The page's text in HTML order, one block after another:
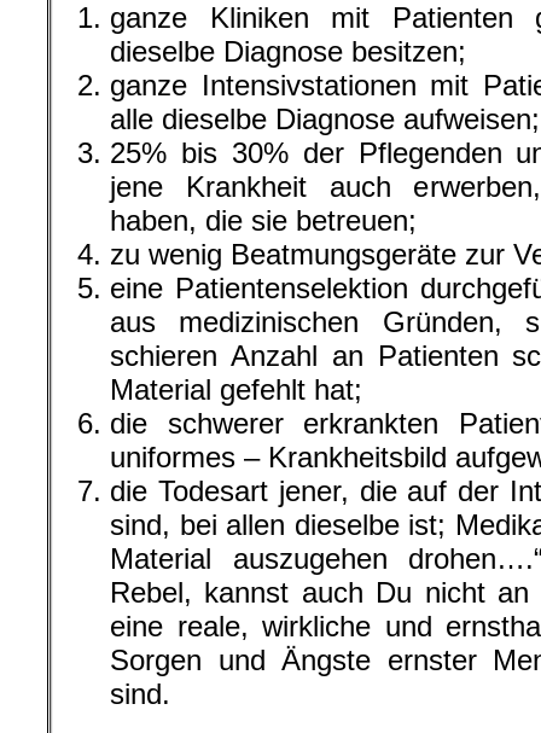
ganze Kliniken mit Patienten
dieselbe Diagnose besitzen;
ganze Intensivstationen mit
alle dieselbe Diagnose aufweisen;
25% bis 30% der Pflegenden
jene Krankheit auch
haben, die sie betreuen;
zu wenig Beatmungsgeräte zur
eine Patientenselektion
aus medizinischen Gründen,
schieren Anzahl an Patienten
Material gefehlt hat;
die schwerer erkrankten
uniformes – Krankheitsbild
die Todesart jener, die auf der
sind, bei allen dieselbe ist;
Material auszugehen
Rebel, kannst auch Du nicht
eine reale, wirkliche und
Sorgen und Ängste ernster
sind.